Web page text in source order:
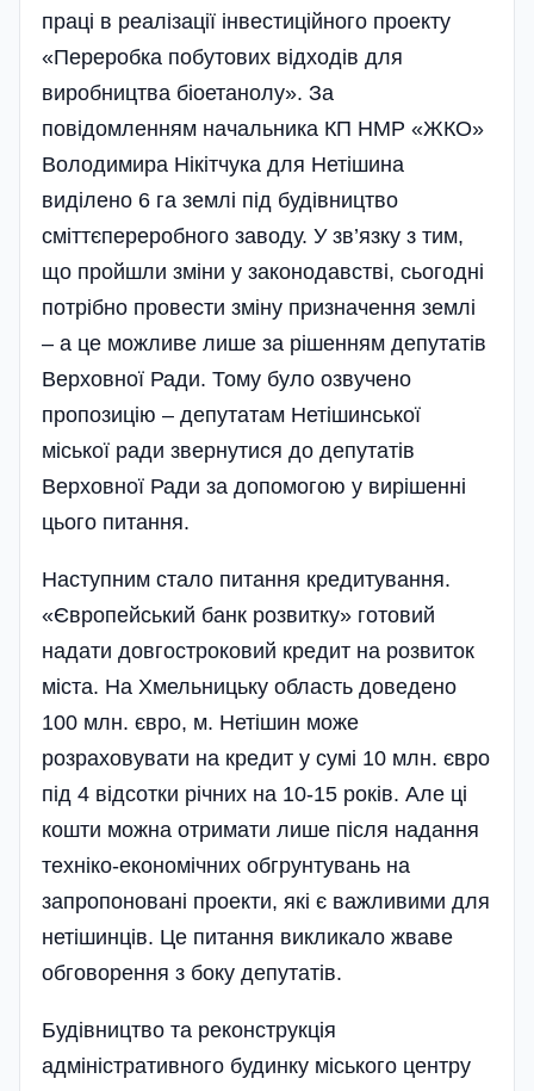
праці в реалізації інвести­ційного проекту
«Переробка побутових відходів для
виробництва біоетанолу». За
повідомленням начальника КП НМР «ЖКО»
Володимира Нікітчука для Нетішина
виділено 6 га землі під будівництво
сміттєпереробного заводу. У зв’язку з тим,
що пройшли зміни у законодавстві, сьогодні
потрібно провести зміну призначення землі
– а це можливе лише за рішенням депутатів
Верховної Ради. Тому було озвучено
пропозицію – депутатам Нетішинської
міської ради звернутися до депутатів
Верховної Ради за допомогою у вирішенні
цього питання.
Наступним стало питання кредитування.
«Європейський банк розвитку» готовий
надати довгостроковий кредит на розвиток
міста. На Хмельницьку область доведено
100 млн. євро, м. Нетішин може
розраховувати на кредит у сумі 10 млн. євро
під 4 відсотки річних на 10-15 років. Але ці
кошти можна отримати лише після надання
техніко-економічних обгрунтувань на
запропоновані проекти, які є важливими для
нетішинців. Це питання викликало жваве
обговорення з боку депутатів.
Будівництво та реконструкція
адміністративного будин­ку міського центру